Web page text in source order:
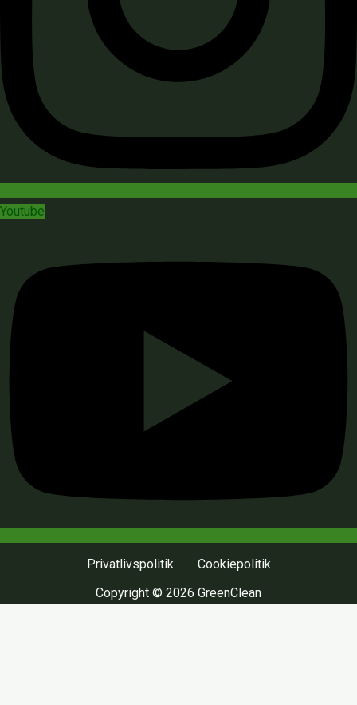
Youtube
Privatlivspolitik
Cookiepolitik
Copyright © 2026 GreenClean